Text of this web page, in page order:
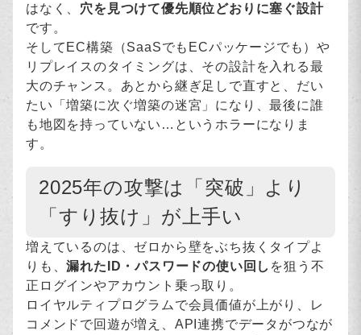
はなく、 穴を見つけて優先順位どおりに塞ぐ設計
です。
そしてEC構築（SaaSでもECパッケージでも）や
リプレイスのタイミングは、その設計を入れる最
大のチャンス。あとから継ぎ足しで直すと、だい
たい「増築に次ぐ増築の迷宮」になり、最後に誰
も地図を持っていない…というホラーになりま
す。
2025年の攻撃は「突破」より
「すり抜け」が上手い
増えているのは、ゼロから壁をぶち抜くタイプよ
りも、漏れたID・パスワードの使い回し を狙う不
正ログインやアカウント乗っ取り。
ロイヤルティプログラムで会員価値が上がり、レ
コメンドで回遊が増え、API連携でデータがつなが